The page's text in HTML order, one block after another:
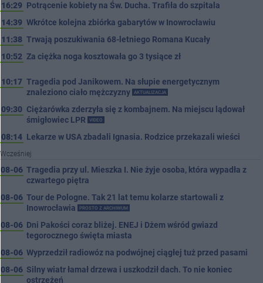
16:29 Potrącenie kobiety na Św. Ducha. Trafiła do szpitala
14:39 Wkrótce kolejna zbiórka gabarytów w Inowrocławiu
11:38 Trwają poszukiwania 68-letniego Romana Kucały
10:52 Za ciężka noga kosztowała go 3 tysiące zł
10:17 Tragedia pod Janikowem. Na słupie energetycznym
znaleziono ciało mężczyzny
AKTUALIZACJA
09:30 Ciężarówka zderzyła się z kombajnem. Na miejscu lądował
śmigłowiec LPR
VIDEO
08:14 Lekarze w USA zbadali Ignasia. Rodzice przekazali wieści
Wcześniej
08-06 Tragedia przy ul. Mieszka I. Nie żyje osoba, która wypadła z
czwartego piętra
08-06 Tour de Pologne. Tak 21 lat temu kolarze startowali z
Inowrocławia
PROSTO Z ARCHIWUM
08-06 Dni Pakości coraz bliżej. ENEJ i Dżem wśród gwiazd
tegorocznego święta miasta
08-06 Wyprzedził radiowóz na podwójnej ciągłej tuż przed pasami
08-06 Silny wiatr łamał drzewa i uszkodził dach. To nie koniec
ostrzeżeń